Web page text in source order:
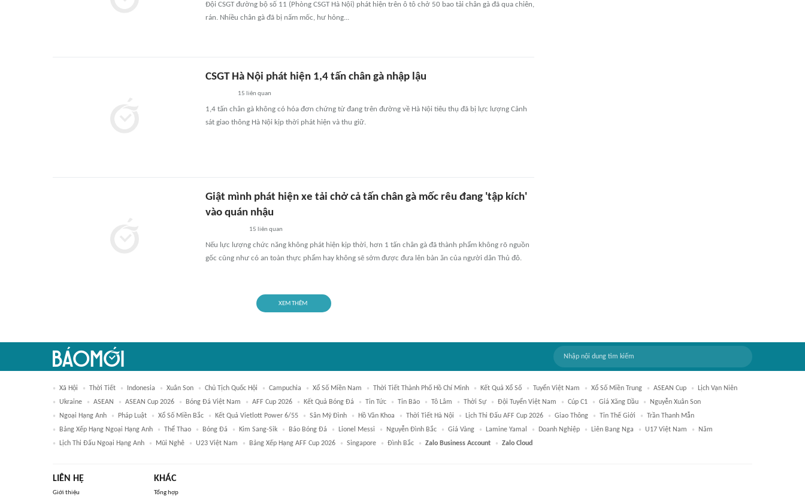
Đội CSGT đường bộ số 11 (Phòng CSGT Hà Nội) phát hiện trên ô tô chở 50 bao tải chân gà đã qua chiên,
rán. Nhiều chân gà đã bị nấm mốc, hư hỏng...
CSGT Hà Nội phát hiện 1,4 tấn chân gà nhập lậu
15 liên quan
1,4 tấn chân gà không có hóa đơn chứng từ đang trên đường về Hà Nội tiêu thụ đã bị lực lượng Cảnh
sát giao thông Hà Nội kịp thời phát hiện và thu giữ.
Giật mình phát hiện xe tải chở cả tấn chân gà mốc rêu đang 'tập kích'
vào quán nhậu
15 liên quan
Nếu lực lượng chức năng không phát hiện kịp thời, hơn 1 tấn chân gà đã thành phẩm không rõ nguồn
gốc cũng như có an toàn thực phẩm hay không sẽ sớm được đưa lên bàn ăn của người dân Thủ đô.
XEM THÊM
Xã Hội Thời Tiết Indonesia Xuân Son Chủ Tịch Quốc Hội Campuchia Xổ Số Miền Nam Thời Tiết Thành Phố Hồ Chí Minh Kết Quả Xổ Số Tuyển Việt Nam Xổ Số Miền Trung ASEAN Cup
Lịch Vạn Niên
Ukraine
ASEAN ASEAN Cup 2026 Bóng Đá Việt Nam AFF Cup 2026 Kết Quả Bóng Đá Tin Tức Tin Bão Tô Lâm Thời Sự Đội Tuyển Việt Nam Cúp C1 Giá Xăng Dầu
Nguyễn Xuân Son
Ngoại Hạng Anh
Pháp Luật Xổ Số Miền Bắc Kết Quả Vietlott Power 6/55 Sân Mỹ Đình Hồ Văn Khoa Thời Tiết Hà Nội Lịch Thi Đấu AFF Cup 2026 Giao Thông Tin Thế Giới
Trần Thanh Mẫn
Bảng Xếp Hạng Ngoại Hạng Anh
Thể Thao Bóng Đá Kim Sang-Sik Báo Bóng Đá Lionel Messi Nguyễn Đình Bắc Giá Vàng Lamine Yamal Doanh Nghiệp Liên Bang Nga U17 Việt Nam
Năm
Lịch Thi Đấu Ngoại Hạng Anh
Mũi Nghê U23 Việt Nam Bảng Xếp Hạng AFF Cup 2026 Singapore Đình Bắc Zalo Business Account Zalo Cloud
LIÊN HỆ
Giới thiệu
KHÁC
Tổng hợp